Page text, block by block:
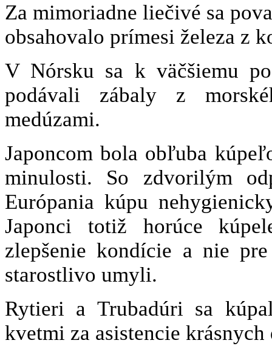
Za mimoriadne liečivé sa
obsahovalo prímesi železa z
V Nórsku sa k väčšiemu
podávali zábaly z
medúzami.
Japoncom bola obľuba
minulosti. So zdvorilým
Európania kúpu
Japonci totiž horúce
zlepšenie kondície a nie
starostlivo umyli.
Rytieri a Trubadúri sa
kvetmi za asistencie krásnych